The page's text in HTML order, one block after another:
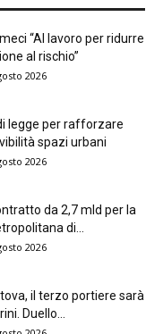
“Al lavoro per ridurre
al rischio”
2026
legge per rafforzare
spazi urbani
2026
da 2,7 mld per la
di...
2026
il terzo portiere sarà
Duello...